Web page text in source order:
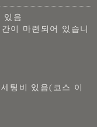
있음
이 마련되어 있습니
팅비 있음(코스 이